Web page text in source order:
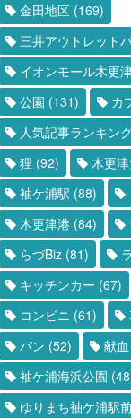
金田地区(169)
三井アウトレット
イオンモール木更
公園 (131) カ
人気記事ランキン
狸 (92) 木更
袖ケ浦駅 (88)
木更津港(84)
らづBiz(81)
キッチンカー (67)
コンビニ (61)
パン (52) 献血
袖ケ浦海浜公園
ゆりまち袖ケ浦駅